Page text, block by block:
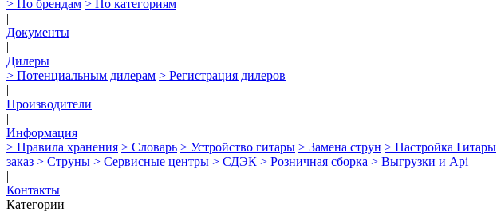
> По брендам > По категориям
|
Документы
|
Дилеры
> Потенциальным дилерам > Регистрация дилеров
|
Производители
|
Информация
> Правила хранения > Словарь > Устройство гитары > Замена струн > Настройка Гитары
заказ > Струны > Сервисные центры > СДЭК > Розничная сборка > Выгрузки и Api
|
Контакты
Категории